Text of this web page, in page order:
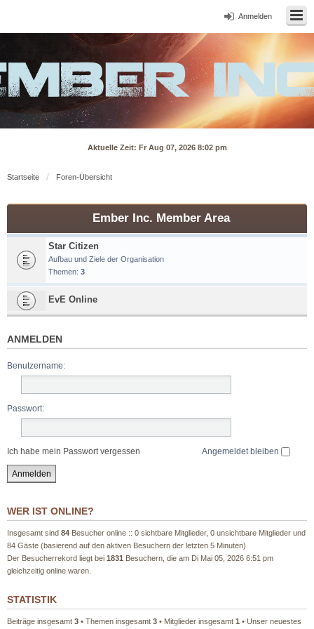
Anmelden
Aktuelle Zeit: Fr Aug 07, 2026 8:02 pm
Startseite Foren-Übersicht
Ember Inc. Member Area
Star Citizen
Aufbau und Ziele der Organisation
Themen: 3
EvE Online
ANMELDEN
Benutzername:
Passwort:
Ich habe mein Passwort vergessen Angemeldet bleiben
WER IST ONLINE?
Insgesamt sind 84 Besucher online :: 0 sichtbare Mitglieder, 0 unsichtbare Mitglieder und
84 Gäste (basierend auf den aktiven Besuchern der letzten 5 Minuten)
Der Besucherrekord liegt bei 1831 Besuchern, die am Di Mai 05, 2026 6:51 pm
gleichzeitig online waren.
STATISTIK
Beiträge insgesamt 3 • Themen insgesamt 3 • Mitglieder insgesamt 1 • Unser neuestes